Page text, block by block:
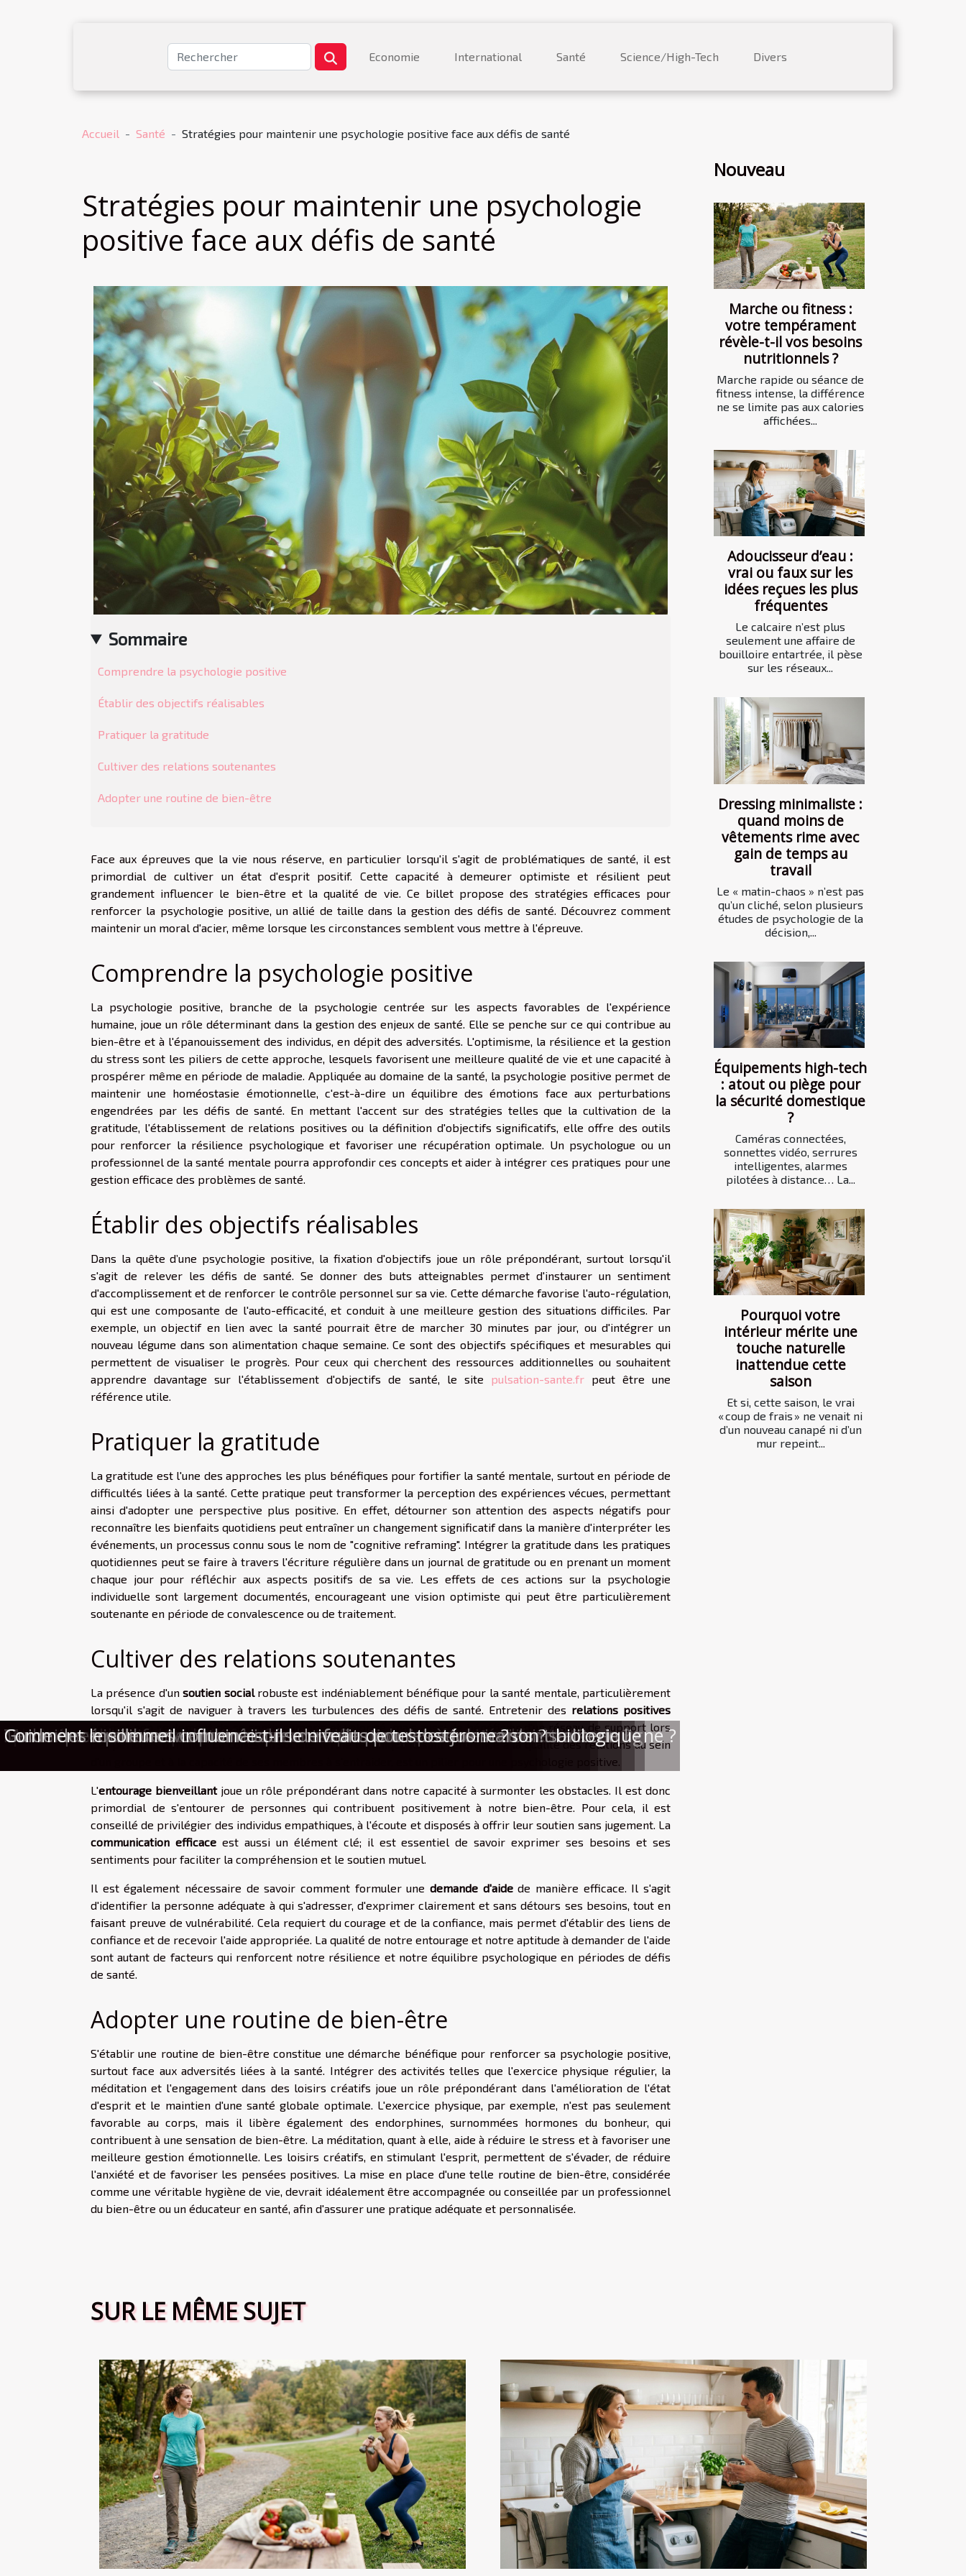
Economie International Santé Science/High-Tech Divers
Accueil Santé Stratégies pour maintenir une psychologie positive face aux défis de santé
Stratégies pour maintenir une psychologie
positive face aux défis de santé
Sommaire
Comprendre la psychologie positive
Établir des objectifs réalisables
Pratiquer la gratitude
Cultiver des relations soutenantes
Adopter une routine de bien-être
Face aux épreuves que la vie nous réserve, en particulier lorsqu'il s'agit de problématiques de santé, il est
primordial de cultiver un état d'esprit positif. Cette capacité à demeurer optimiste et résilient peut
grandement influencer le bien-être et la qualité de vie. Ce billet propose des stratégies efficaces pour
renforcer la psychologie positive, un allié de taille dans la gestion des défis de santé. Découvrez comment
maintenir un moral d'acier, même lorsque les circonstances semblent vous mettre à l'épreuve.
Comprendre la psychologie positive
La psychologie positive, branche de la psychologie centrée sur les aspects favorables de l'expérience
humaine, joue un rôle déterminant dans la gestion des enjeux de santé. Elle se penche sur ce qui contribue au
bien-être et à l'épanouissement des individus, en dépit des adversités. L'optimisme, la résilience et la gestion
du stress sont les piliers de cette approche, lesquels favorisent une meilleure qualité de vie et une capacité à
prospérer même en période de maladie. Appliquée au domaine de la santé, la psychologie positive permet de
maintenir une homéostasie émotionnelle, c'est-à-dire un équilibre des émotions face aux perturbations
engendrées par les défis de santé. En mettant l'accent sur des stratégies telles que la cultivation de la
gratitude, l'établissement de relations positives ou la définition d'objectifs significatifs, elle offre des outils
pour renforcer la résilience psychologique et favoriser une récupération optimale. Un psychologue ou un
professionnel de la santé mentale pourra approfondir ces concepts et aider à intégrer ces pratiques pour une
gestion efficace des problèmes de santé.
Établir des objectifs réalisables
Dans la quête d’une psychologie positive, la fixation d'objectifs joue un rôle prépondérant, surtout lorsqu'il
s'agit de relever les défis de santé. Se donner des buts atteignables permet d'instaurer un sentiment
d'accomplissement et de renforcer le contrôle personnel sur sa vie. Cette démarche favorise l'auto-régulation,
qui est une composante de l'auto-efficacité, et conduit à une meilleure gestion des situations difficiles. Par
exemple, un objectif en lien avec la santé pourrait être de marcher 30 minutes par jour, ou d'intégrer un
nouveau légume dans son alimentation chaque semaine. Ce sont des objectifs spécifiques et mesurables qui
permettent de visualiser le progrès. Pour ceux qui cherchent des ressources additionnelles ou souhaitent
apprendre davantage sur l'établissement d'objectifs de santé, le site pulsation-sante.frpeut être une
référence utile.
Pratiquer la gratitude
La gratitude est l'une des approches les plus bénéfiques pour fortifier la santé mentale, surtout en période de
difficultés liées à la santé. Cette pratique peut transformer la perception des expériences vécues, permettant
ainsi d'adopter une perspective plus positive. En effet, détourner son attention des aspects négatifs pour
reconnaître les bienfaits quotidiens peut entraîner un changement significatif dans la manière d'interpréter les
événements, un processus connu sous le nom de "cognitive reframing". Intégrer la gratitude dans les pratiques
quotidiennes peut se faire à travers l'écriture régulière dans un journal de gratitude ou en prenant un moment
chaque jour pour réfléchir aux aspects positifs de sa vie. Les effets de ces actions sur la psychologie
individuelle sont largement documentés, encourageant une vision optimiste qui peut être particulièrement
soutenante en période de convalescence ou de traitement.
Cultiver des relations soutenantes
La présence d'unsoutien social robuste est indéniablement bénéfique pour la santé mentale, particulièrement
lorsqu'il s'agit de naviguer à travers les turbulences des défis de santé. Entretenir des relations positives
permet non seulement de se sentir compris et valorisé, mais aussi de bénéficier d'un réseau de support lors
des périodes difficiles. Lacohésion sociale, terme technique faisant référence à la qualité des relations au sein
d'un groupe et à la capacité de ses membres à s'entraider, est un pilier pour une psychologie positive.
L'entourage bienveillantjoue un rôle prépondérant dans notre capacité à surmonter les obstacles. Il est donc
primordial de s'entourer de personnes qui contribuent positivement à notre bien-être. Pour cela, il est
conseillé de privilégier des individus empathiques, à l'écoute et disposés à offrir leur soutien sans jugement. La
communication efficaceest aussi un élément clé; il est essentiel de savoir exprimer ses besoins et ses
sentiments pour faciliter la compréhension et le soutien mutuel.
Il est également nécessaire de savoir comment formuler une demande d'aidede manière efficace. Il s'agit
d'identifier la personne adéquate à qui s'adresser, d'exprimer clairement et sans détours ses besoins, tout en
faisant preuve de vulnérabilité. Cela requiert du courage et de la confiance, mais permet d'établir des liens de
confiance et de recevoir l'aide appropriée. La qualité de notre entourage et notre aptitude à demander de l'aide
sont autant de facteurs qui renforcent notre résilience et notre équilibre psychologique en périodes de défis
de santé.
Adopter une routine de bien-être
S'établir une routine de bien-être constitue une démarche bénéfique pour renforcer sa psychologie positive,
surtout face aux adversités liées à la santé. Intégrer des activités telles que l'exercice physique régulier, la
méditation et l'engagement dans des loisirs créatifs joue un rôle prépondérant dans l'amélioration de l'état
d'esprit et le maintien d'une santé globale optimale. L'exercice physique, par exemple, n'est pas seulement
favorable au corps, mais il libère également des endorphines, surnommées hormones du bonheur, qui
contribuent à une sensation de bien-être. La méditation, quant à elle, aide à réduire le stress et à favoriser une
meilleure gestion émotionnelle. Les loisirs créatifs, en stimulant l'esprit, permettent de s'évader, de réduire
l'anxiété et de favoriser les pensées positives. La mise en place d'une telle routine de bien-être, considérée
comme une véritable hygiène de vie, devrait idéalement être accompagnée ou conseillée par un professionnel
du bien-être ou un éducateur en santé, afin d'assurer une pratique adéquate et personnalisée.
Nouveau
Marche ou fitness :
votre tempérament
révèle-t-il vos besoins
nutritionnels ?
Marche rapide ou séance de
fitness intense, la différence
ne se limite pas aux calories
affichées...
Adoucisseur d’eau :
vrai ou faux sur les
idées reçues les plus
fréquentes
Le calcaire n’est plus
seulement une affaire de
bouilloire entartrée, il pèse
sur les réseaux...
Dressing minimaliste :
quand moins de
vêtements rime avec
gain de temps au
travail
Le « matin-chaos » n’est pas
qu’un cliché, selon plusieurs
études de psychologie de la
décision,...
Équipements high-tech
: atout ou piège pour
la sécurité domestique
?
Caméras connectées,
sonnettes vidéo, serrures
intelligentes, alarmes
pilotées à distance… La...
Pourquoi votre
intérieur mérite une
touche naturelle
inattendue cette
saison
Et si, cette saison, le vrai
« coup de frais » ne venait ni
d’un nouveau canapé ni d’un
mur repeint...
SUR LE MÊME SUJET
Marche ou fitness : votre tempérament révèle-t-il vos besoins nutritionnels ?
Adoucisseur d’eau : vrai ou faux sur les idées reçues les plus fréquentes
Le homewear, révolution bien-être dans notre rapport à la mode
Spa à domicile : comment transformer son espace en cocon bien-être ?
Comment obtenir rapidement votre certification en sécurité alimentaire en ligne ?
Maximiser le confort nocturne : astuces pour choisir et entretenir sa literie
Techniques innovantes pour la décontamination après un incident biologique
Comment équilibrer vie numérique et réelle pour les adolescents ?
Guide des meilleures combinaisons de fruits pour des jus maison
Comment le sommeil influence-t-il le niveau de testostérone ?